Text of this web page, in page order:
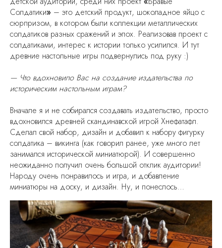
Солдатики» – это детский продукт, шоколадное яйцо с
сюрпризом, в котором были коллекции металлических
солдатиков разных сражений и эпох. Реализовав проект с
солдатиками, интерес к истории только усилился. И тут
древние настольные игры подвернулись под руку :)
— Что вдохновило Вас на создание издательства по
историческим настольным играм?
Вначале я и не собирался создавать издательство, просто
вдохновился древней скандинавской игрой Хнефатафл.
Сделал свой набор, дизайн и добавил к набору фигурку
солдатика – викинга (как говорил ранее, уже много лет
занимался исторической миниатюрой). И совершенно
неожиданно получил очень большой отклик аудитории!
Народу очень понравилось и игра, и добавление
миниатюры на доску, и дизайн. Ну, и понеслось…